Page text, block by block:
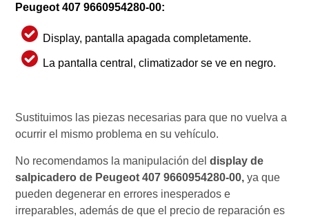
Peugeot 4079660954280-00:
Display, pantalla apagada completamente.
La pantalla central, climatizador se ve en negro.
Sustituimos las piezas necesarias para que no vuelva a
ocurrir el mismo problema en su vehículo.
No recomendamos la manipulación deldisplay de
salpicadero de Peugeot 4079660954280-00, ya que
pueden degenerar en errores inesperados e
irreparables, además de que el precio de reparación es